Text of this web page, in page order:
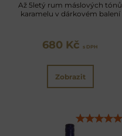
Až 5letý rum máslových tónů
karamelu v dárkovém balení
680 Kč s DPH
Zobrazit